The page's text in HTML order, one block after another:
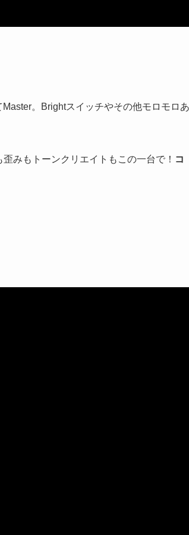
。Brightスイッチやその他モロモロあ
みもトーンクリエイトもこの一台で！ コ